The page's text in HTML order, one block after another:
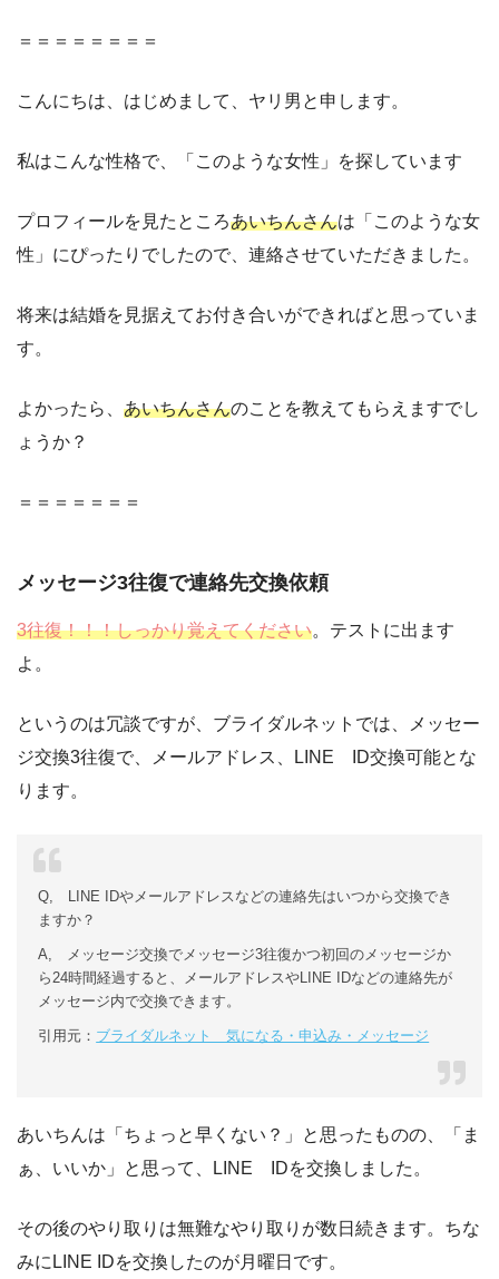
＝＝＝＝＝＝＝＝
こんにちは、はじめまして、ヤリ男と申します。
私はこんな性格で、「このような女性」を探しています
プロフィールを見たところあいちんさんは「このような女
性」にぴったりでしたので、連絡させていただきました。
将来は結婚を見据えてお付き合いができればと思っていま
す。
よかったら、 あいちんさんのことを教えてもらえますでし
ょうか？
＝＝＝＝＝＝＝
メッセージ3往復で連絡先交換依頼
3往復！！！しっかり覚えてください。テストに出ます
よ。
というのは冗談ですが、ブライダルネットでは、メッセー
ジ交換3往復で、メールアドレス、LINE ID交換可能とな
ります。
Q, LINE IDやメールアドレスなどの連絡先はいつから交換でき
ますか？
A, メッセージ交換でメッセージ3往復かつ初回のメッセージか
ら24時間経過すると、メールアドレスやLINE IDなどの連絡先が
メッセージ内で交換できます。
引用元： ブライダルネット 気になる・申込み・メッセージ
あいちんは「ちょっと早くない？」と思ったものの、「ま
ぁ、いいか」と思って、LINE IDを交換しました。
その後のやり取りは無難なやり取りが数日続きます。ちな
みにLINE IDを交換したのが月曜日です。